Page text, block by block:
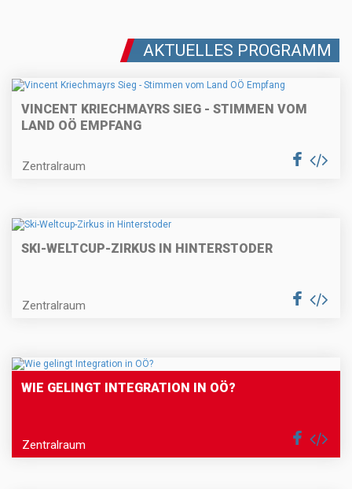
AKTUELLES PROGRAMM
VINCENT KRIECHMAYRS SIEG - STIMMEN VOM
LAND OÖ EMPFANG
Zentralraum
SKI-WELTCUP-ZIRKUS IN HINTERSTODER
Zentralraum
WIE GELINGT INTEGRATION IN OÖ?
Zentralraum